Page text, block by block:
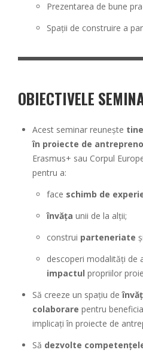
Prezentarea de bune
Spații de construire a
OBIECTIVELE
Acest seminar reunește
în proiecte de
Erasmus+ sau Corpul
pentru a:
face schimb de
învăța unii de la alții;
construi parteneriate
descoperi modalități de
impactul propriilor
Să creeze un spațiu de
colaborare pentru
implicați în proiecte de
Să dezvolte